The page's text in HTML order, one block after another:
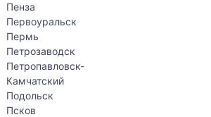
Пенза
Первоуральск
Пермь
Петрозаводск
Петропавловск-
Камчатский
Подольск
Псков